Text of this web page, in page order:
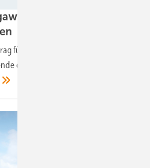
Windkraftwerk im
für das größte Windparkprojekt des
den Zuschlag für das 184-